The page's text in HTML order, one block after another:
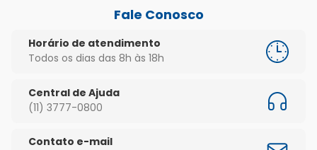
Fale Conosco
Horário de atendimento
Todos os dias das 8h às 18h
Central de Ajuda
(11) 3777-0800
Contato e-mail